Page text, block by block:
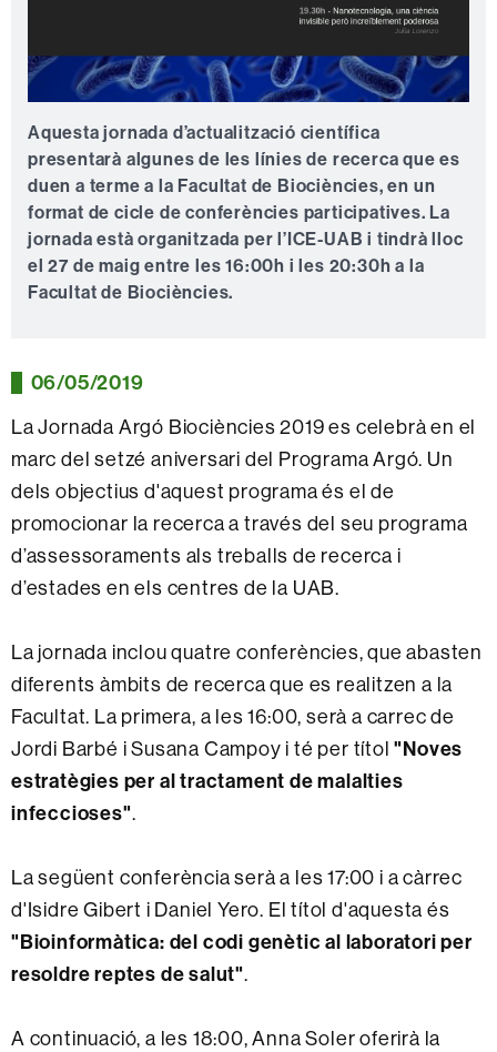
Aquesta jornada d’actualització científica
presentarà algunes de les línies de recerca que es
duen a terme a la Facultat de Biociències, en un
format de cicle de conferències participatives. La
jornada està organitzada per l’ICE-UAB i tindrà lloc
el 27 de maig entre les 16:00h i les 20:30h a la
Facultat de Biociències.
06/05/2019
La Jornada Argó Biociències 2019 es celebrà en el
marc del setzé aniversari del Programa Argó. Un
dels objectius d'aquest programa és el de
promocionar la recerca a través del seu programa
d’assessoraments als treballs de recerca i
d’estades en els centres de la UAB.
La jornada inclou quatre conferències, que abasten
diferents àmbits de recerca que es realitzen a la
Facultat. La primera, a les 16:00, serà a carrec de
Jordi Barbé i Susana Campoy i té per títol"Noves
estratègies per al tractament de malalties
infeccioses".
La següent conferència serà a les 17:00 i a càrrec
d'Isidre Gibert i Daniel Yero. El títol d'aquesta és
"Bioinformàtica: del codi genètic al laboratori per
resoldre reptes de salut".
A continuació, a les 18:00, Anna Soler oferirà la